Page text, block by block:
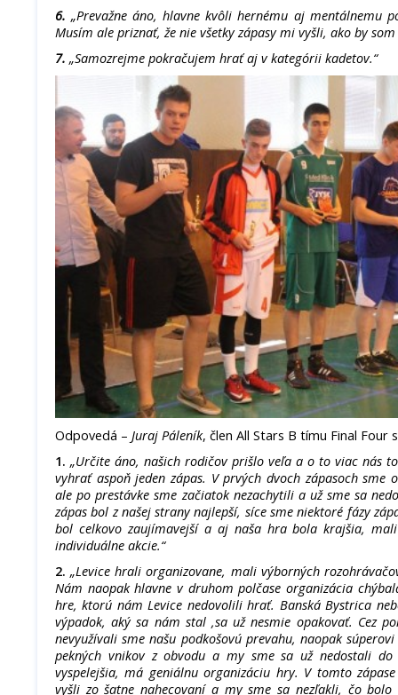
6. „Prevažne áno, hlavne kvôli hernému aj mentálnemu
Musím ale priznať, že nie všetky zápasy mi vyšli, ako by
7. „Samozrejme pokračujem hrať aj v kategórii kadetov.“
Odpovedá – Juraj Páleník, člen All Stars B tímu Final Four
1. „Určite áno, našich rodičov prišlo veľa a o to viac nás
vyhrať aspoň jeden zápas. V prvých dvoch zápasoch sme
ale po prestávke sme začiatok nezachytili a už sme sa
zápas bol z našej strany najlepší, síce sme niektoré fázy
bol celkovo zaujímavejší a aj naša hra bola krajšia,
individuálne akcie.“
2. „Levice hrali organizovane, mali výborných
Nám naopak hlavne v druhom polčase organizácia
hre, ktorú nám Levice nedovolili hrať. Banská Bystrica
výpadok, aký sa nám stal ,sa už nesmie opakovať. Cez
nevyužívali sme našu podkošovú prevahu, naopak
pekných vnikov z obvodu a my sme sa už nedostali do
vyspelejšia, má geniálnu organizáciu hry. V tomto
vyšli zo šatne nahecovaní a my sme sa nezľakli, čo